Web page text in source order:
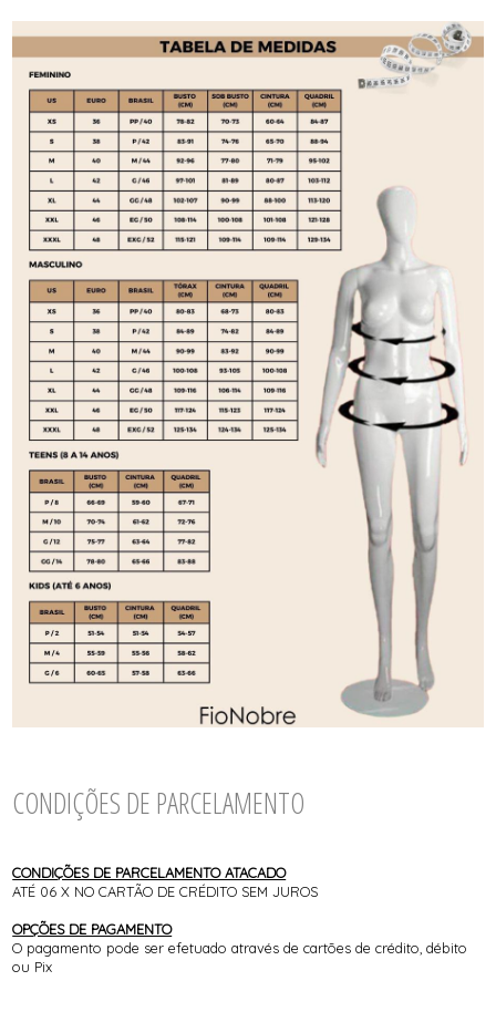
CONDIÇÕES DE PARCELAMENTO
CONDIÇÕES DE PARCELAMENTO ATACADO
ATÉ 06 X NO CARTÃO DE CRÉDITO SEM JUROS
OPÇÕES DE PAGAMENTO
O pagamento pode ser efetuado através de cartões de crédito, débito
ou Pix